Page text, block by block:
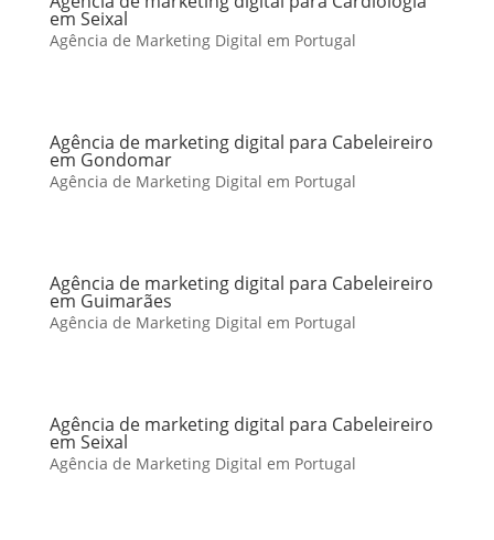
em Seixal
Agência de Marketing Digital em Portugal
Agência de marketing digital para Cabeleireiro
em Gondomar
Agência de Marketing Digital em Portugal
Agência de marketing digital para Cabeleireiro
em Guimarães
Agência de Marketing Digital em Portugal
Agência de marketing digital para Cabeleireiro
em Seixal
Agência de Marketing Digital em Portugal